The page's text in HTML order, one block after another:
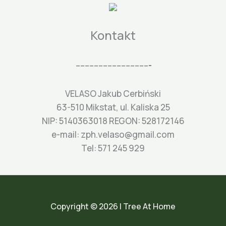
Kontakt
---------------------------------
VELASO Jakub Cerbiński
63-510 Mikstat, ul. Kaliska 25
NIP: 5140363018 REGON: 528172146
e-mail: zph.velaso@gmail.com
Tel: 571 245 929
Copyright © 2026 | Tree At Home